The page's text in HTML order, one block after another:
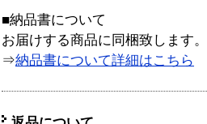
■納品書について
お届けする商品に同梱致します。
⇒納品書について詳細はこちら